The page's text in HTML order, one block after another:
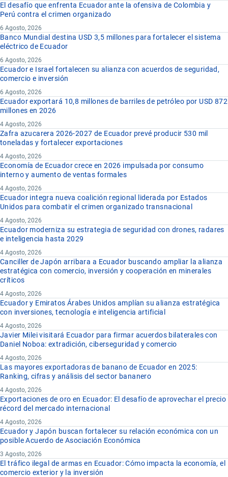
El desafío que enfrenta Ecuador ante la ofensiva de Colombia y
Perú contra el crimen organizado
6 Agosto, 2026
Banco Mundial destina USD 3,5 millones para fortalecer el sistema
eléctrico de Ecuador
6 Agosto, 2026
Ecuador e Israel fortalecen su alianza con acuerdos de seguridad,
comercio e inversión
6 Agosto, 2026
Ecuador exportará 10,8 millones de barriles de petróleo por USD 872
millones en 2026
4 Agosto, 2026
Zafra azucarera 2026-2027 de Ecuador prevé producir 530 mil
toneladas y fortalecer exportaciones
4 Agosto, 2026
Economía de Ecuador crece en 2026 impulsada por consumo
interno y aumento de ventas formales
4 Agosto, 2026
Ecuador integra nueva coalición regional liderada por Estados
Unidos para combatir el crimen organizado transnacional
4 Agosto, 2026
Ecuador moderniza su estrategia de seguridad con drones, radares
e inteligencia hasta 2029
4 Agosto, 2026
Canciller de Japón arribara a Ecuador buscando ampliar la alianza
estratégica con comercio, inversión y cooperación en minerales
críticos
4 Agosto, 2026
Ecuador y Emiratos Árabes Unidos amplían su alianza estratégica
con inversiones, tecnología e inteligencia artificial
4 Agosto, 2026
Javier Milei visitará Ecuador para firmar acuerdos bilaterales con
Daniel Noboa: extradición, ciberseguridad y comercio
4 Agosto, 2026
Las mayores exportadoras de banano de Ecuador en 2025:
Ranking, cifras y análisis del sector bananero
4 Agosto, 2026
Exportaciones de oro en Ecuador: El desafío de aprovechar el precio
récord del mercado internacional
4 Agosto, 2026
Ecuador y Japón buscan fortalecer su relación económica con un
posible Acuerdo de Asociación Económica
3 Agosto, 2026
El tráfico ilegal de armas en Ecuador: Cómo impacta la economía, el
comercio exterior y la inversión